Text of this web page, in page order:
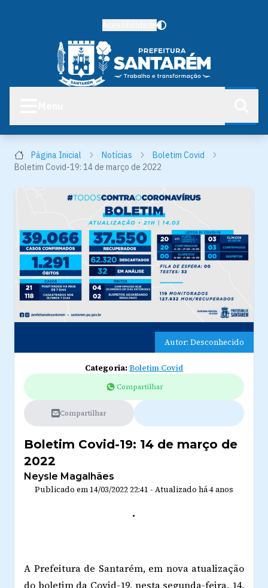
Página Inicial Notícias
Boletim Covid
Boletim Covid-19: 14 de março de 2022
Autor: Desconhecido
Categoria:Boletim Covid
Compartilhar
Compartilhar
Boletim Covid-19: 14 de março de
2022
Neysle Magalhães
Publicado em 14/03/2022 22:41 - Atualizado há 4 anos
.
A Prefeitura de Santarém, em nova atualização
do boletim da Covid-19, nesta segunda-feira, 14,